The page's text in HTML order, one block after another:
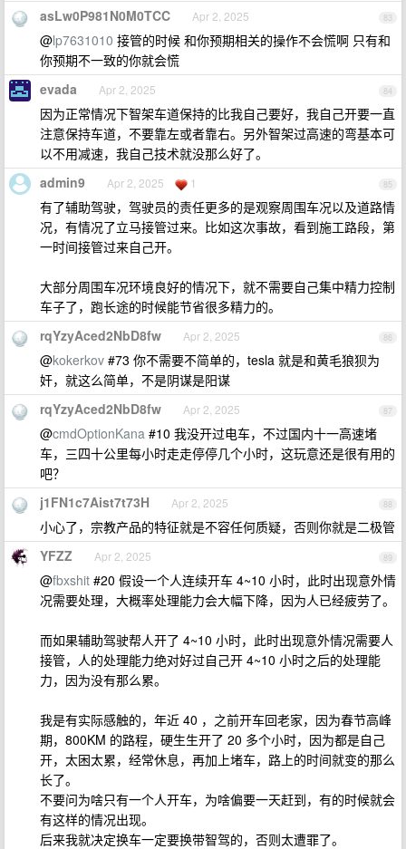
83
asLw0P981N0M0TCC Apr 2, 2025
@lp7631010 接管的时候 和你预期相关的操作不会慌啊 只有和
你预期不一致的你就会慌
84
evada Apr 2, 2025
因为正常情况下智架车道保持的比我自己要好，我自己开要一直
注意保持车道，不要靠左或者靠右。另外智架过高速的弯基本可
以不用减速，我自己技术就没那么好了。
85
admin9 Apr 2, 2025 1
有了辅助驾驶，驾驶员的责任更多的是观察周围车况以及道路情
况，有情况了立马接管过来。比如这次事故，看到施工路段，第
一时间接管过来自己开。
大部分周围车况环境良好的情况下，就不需要自己集中精力控制
车子了，跑长途的时候能节省很多精力的。
86
rqYzyAced2NbD8fw Apr 2, 2025
@kokerkov #73 你不需要不简单的，tesla 就是和黄毛狼狈为
奸，就这么简单，不是阴谋是阳谋
87
rqYzyAced2NbD8fw Apr 2, 2025
@cmdOptionKana #10 我没开过电车，不过国内十一高速堵
车，三四十公里每小时走走停停几个小时，这玩意还是很有用的
吧？
88
j1FN1c7Aist7t73H Apr 2, 2025
小心了，宗教产品的特征就是不容任何质疑，否则你就是二极管
89
YFZZ Apr 2, 2025
@fbxshit #20 假设一个人连续开车 4~10 小时，此时出现意外情
况需要处理，大概率处理能力会大幅下降，因为人已经疲劳了。
而如果辅助驾驶帮人开了 4~10 小时，此时出现意外情况需要人
接管，人的处理能力绝对好过自己开 4~10 小时之后的处理能
力，因为没有那么累。
我是有实际感触的，年近 40 ，之前开车回老家，因为春节高峰
期，800KM 的路程，硬生生开了 20 多个小时，因为都是自己
开，太困太累，经常休息，再加上堵车，路上的时间就变的那么
长了。
不要问为啥只有一个人开车，为啥偏要一天赶到，有的时候就会
有这样的情况出现。
后来我就决定换车一定要换带智驾的，否则太遭罪了。